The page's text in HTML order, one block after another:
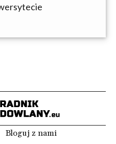
Bloguj z nami